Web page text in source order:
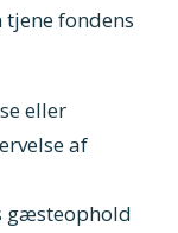
fondens
eller
af
gæsteophold